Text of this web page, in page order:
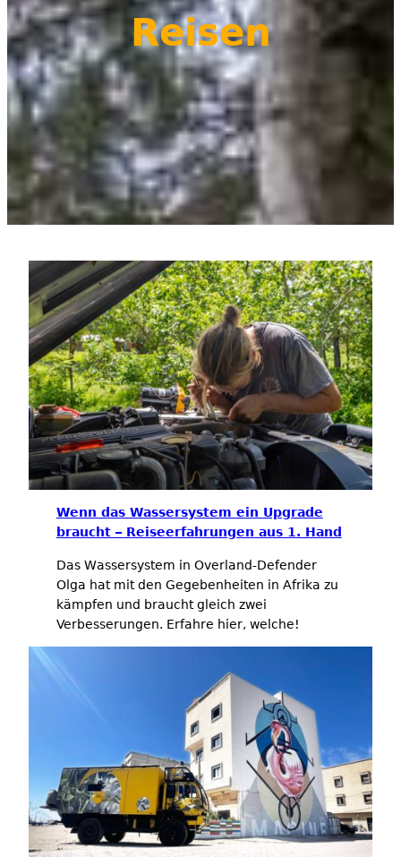
Reisen
Wenn das Wassersystem ein Upgrade
braucht – Reiseerfahrungen aus 1. Hand
Das Wassersystem in Overland-Defender
Olga hat mit den Gegebenheiten in Afrika zu
kämpfen und braucht gleich zwei
Verbesserungen. Erfahre hier, welche!